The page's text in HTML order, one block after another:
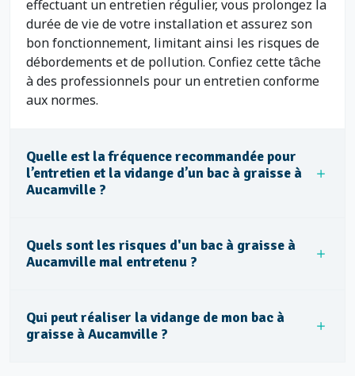
effectuant un entretien régulier, vous prolongez la
durée de vie de votre installation et assurez son
bon fonctionnement, limitant ainsi les risques de
débordements et de pollution. Confiez cette tâche
à des professionnels pour un entretien conforme
aux normes.
Quelle est la fréquence recommandée pour
l’entretien et la vidange d’un bac à graisse à
Aucamville ?
Quels sont les risques d'un bac à graisse à
Aucamville mal entretenu ?
Qui peut réaliser la vidange de mon bac à
graisse à Aucamville ?